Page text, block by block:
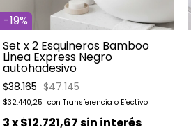
-19%
Set x 2 Esquineros Bamboo
Linea Express Negro
autohadesivo
$38.165 $47.145
$32.440,25
3x$12.721,67sin interés